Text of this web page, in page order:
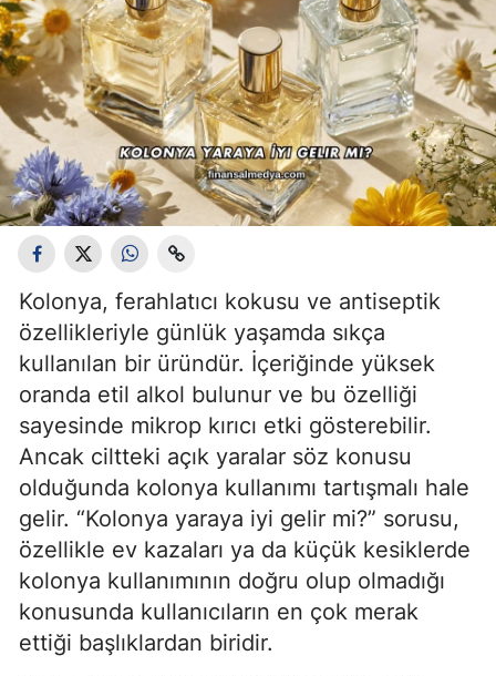
Kolonya, ferahlatıcı kokusu ve antiseptik
özellikleriyle günlük yaşamda sıkça
kullanılan bir üründür. İçeriğinde yüksek
oranda etil alkol bulunur ve bu özelliği
sayesinde mikrop kırıcı etki gösterebilir.
Ancak ciltteki açık yaralar söz konusu
olduğunda kolonya kullanımı tartışmalı hale
gelir. “Kolonya yaraya iyi gelir mi?” sorusu,
özellikle ev kazaları ya da küçük kesiklerde
kolonya kullanımının doğru olup olmadığı
konusunda kullanıcıların en çok merak
ettiği başlıklardan biridir.